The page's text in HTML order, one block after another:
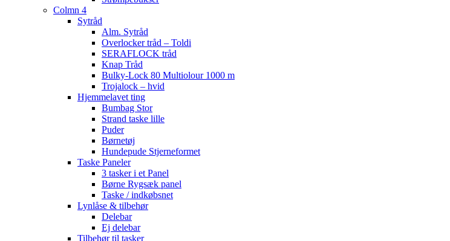
Colmn 4
Sytråd
Alm. Sytråd
Overlocker tråd – Toldi
SERAFLOCK tråd
Knap Tråd
Bulky-Lock 80 Multiolour 1000 m
Trojalock – hvid
Hjemmelavet ting
Bumbag Stor
Strand taske lille
Puder
Børnetøj
Hundepude Stjerneformet
Taske Paneler
3 tasker i et Panel
Børne Rygsæk panel
Taske / indkøbsnet
Lynlåse & tilbehør
Delebar
Ej delebar
Tilbehør til tasker